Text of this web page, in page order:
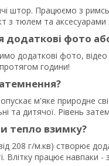
штор. Працюємо з
з тюлем та
фото
додаткові фото,
години!
м'яке природне
та дитячої. Рівень
тепло взимку?
208 г/м.кв) створює
Влітку працює навпаки -